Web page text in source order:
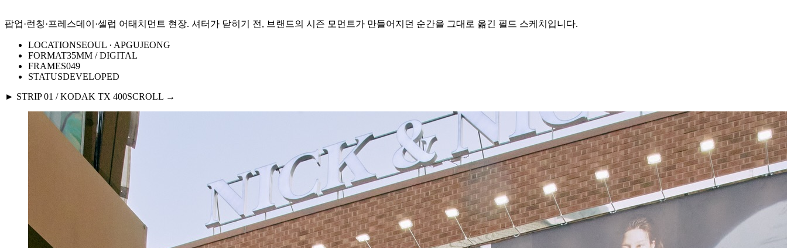
팝업·런칭·프레스데이·셀럽 어태치먼트 현장. 셔터가 닫히기 전, 브랜드의 시즌 모먼트가 만들어지던 순간을 그대로 옮긴 필드 스케치입니다.
LOCATIONSEOUL · APGUJEONG
FORMAT35MM / DIGITAL
FRAMES049
STATUSDEVELOPED
► STRIP 01 / KODAK TX 400SCROLL →